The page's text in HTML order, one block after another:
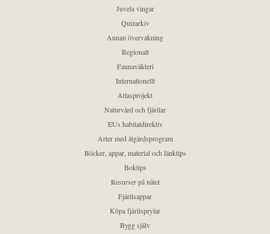
Juvela vingar
Quizarkiv
Annan övervakning
Regionalt
Faunaväkteri
Internationellt
Atlasprojekt
Naturvård och fjärilar
EUs habitatdirektiv
Arter med åtgärdsprogram
Böcker, appar, material och länktips
Boktips
Resurser på nätet
Fjärilsappar
Köpa fjärilsprylar
Bygg själv